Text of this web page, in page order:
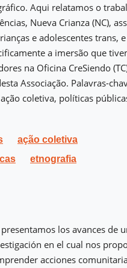
Aqui relatamos o
Nueva Crianza (NC),
e adolescentes trans, e
a imersão que
na Oficina CreSiendo
Associação. Palavras-
coletiva, políticas
ação coletiva
etnografia
los avances de
en el cual nos
acciones